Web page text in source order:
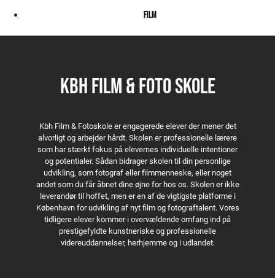
Apart 3:2
FILM
KBH FILM & FOTO SKOLE
Kbh Film & Fotoskole er engagerede elever der mener det
alvorligt og arbejder hårdt. Skolen er professionelle lærere
som har stærkt fokus på elevernes individuelle intentioner
og potentialer. Sådan bidrager skolen til din personlige
udvikling, som fotograf eller filmmenneske, eller noget
andet som du får åbnet dine øjne for hos os. Skolen er ikke
leverandør til hoffet, men er en af de vigtigste platforme i
København for udvikling af nyt film og fotograftalent. Vores
tidligere elever kommer i overvældende omfang ind på
prestigefyldte kunstneriske og professionelle
videreuddannelser, herhjemme og i udlandet.